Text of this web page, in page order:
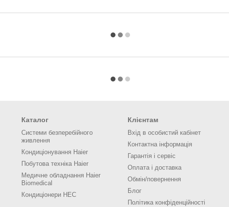
Каталог
Системи безперебійного
живлення
Кондиціонування Haier
Побутова техніка Haier
Медичне обладнання Haier
Biomedical
Кондиціонери HEC
Клієнтам
Вхід в особистий кабінет
Контактна інформація
Гарантія і сервіс
Оплата і доставка
Обмін/повернення
Блог
Політика конфіденційності